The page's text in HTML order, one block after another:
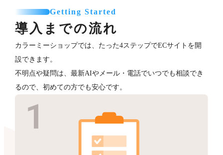
Getting Started
導入までの流れ
カラーミーショップでは、たった4ステップでECサイトを開
設できます。
不明点や疑問は、最新AIやメール・電話でいつでも相談でき
るので、初めての方でも安心です。